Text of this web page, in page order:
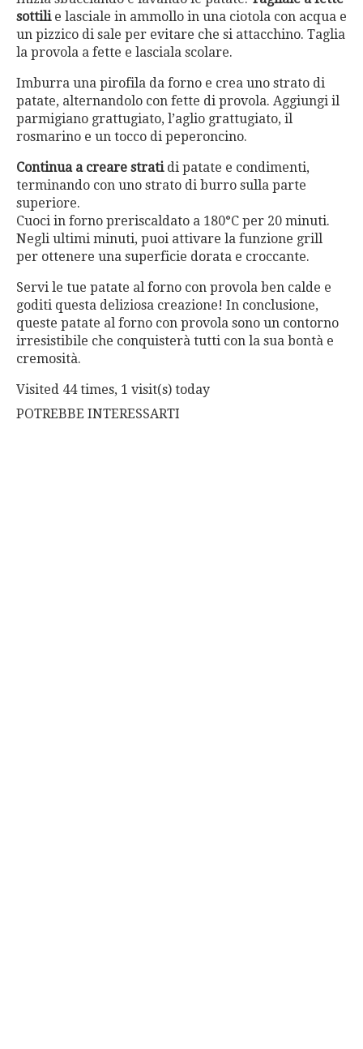
sottilie lasciale in ammollo in una ciotola con acqua e
un pizzico di sale per evitare che si attacchino. Taglia
la provola a fette e lasciala scolare.
Imburra una pirofila da forno e crea uno strato di
patate, alternandolo con fette di provola. Aggiungi il
parmigiano grattugiato, l’aglio grattugiato, il
rosmarino e un tocco di peperoncino.
Continua a creare stratidi patate e condimenti,
terminando con uno strato di burro sulla parte
superiore.
Cuoci in forno preriscaldato a 180°C per 20 minuti.
Negli ultimi minuti, puoi attivare la funzione grill
per ottenere una superficie dorata e croccante.
Servi le tue patate al forno con provola ben calde e
goditi questa deliziosa creazione! In conclusione,
queste patate al forno con provola sono un contorno
irresistibile che conquisterà tutti con la sua bontà e
cremosità.
Visited 44 times, 1 visit(s) today
POTREBBE INTERESSARTI